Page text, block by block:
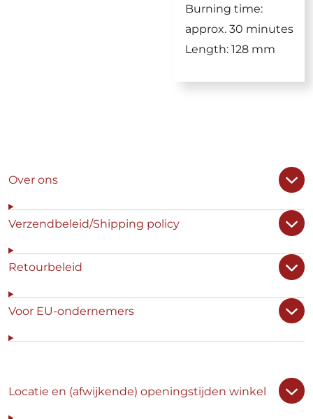
Burning time:
approx. 30 minutes
Length: 128 mm
Over ons
Verzendbeleid/Shipping policy
Retourbeleid
Voor EU-ondernemers
Locatie en (afwijkende) openingstijden winkel